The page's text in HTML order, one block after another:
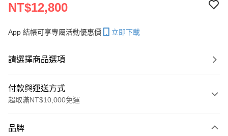
NT$12,800
App 結帳可享專屬活動優惠價 立即下載
請選擇商品選項
付款與運送方式
超取滿NT$10,000免運
信用卡一次付款
品牌